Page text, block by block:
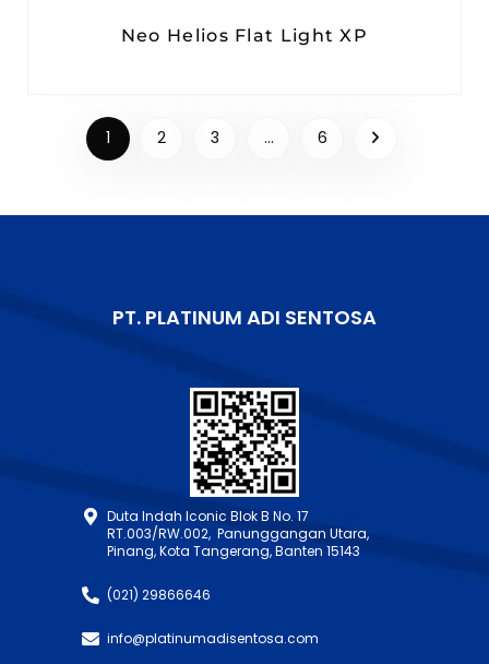
Neo Helios Flat Light XP
1 2 3 … 6
PT. PLATINUM ADI SENTOSA
Duta Indah Iconic Blok B No. 17
RT.003/RW.002, Panunggangan Utara,
Pinang, Kota Tangerang, Banten 15143
(021) 29866646
info@platinumadisentosa.com